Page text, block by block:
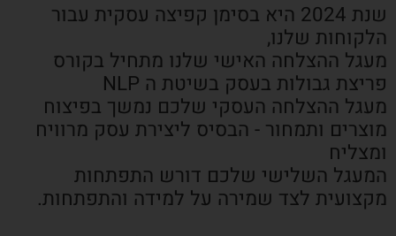
שנת 2024 היא בסימן קפיצה עסקית עבור
הלקוחות שלנו,
מעגל ההצלחה האישי שלנו מתחיל בקורס
פריצת גבולות בעסק בשיטת ה NLP
מעגל ההצלחה העסקי שלכם נמשך בפיצוח
מוצרים ותמחור - הבסיס ליצירת עסק מרוויח
ומצליח
המעגל השלישי שלכם דורש התפתחות
מקצועית לצד שמירה על למידה והתפתחות.